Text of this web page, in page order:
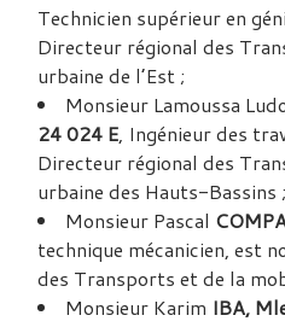
Technicien supérieur en
Directeur régional des
urbaine de l’Est ;
Monsieur Lamoussa
24 024 E, Ingénieur des
Directeur régional des
urbaine des Hauts-Bassins ;
Monsieur Pascal
technique mécanicien, est
des Transports et de la
Monsieur Karim IBA,